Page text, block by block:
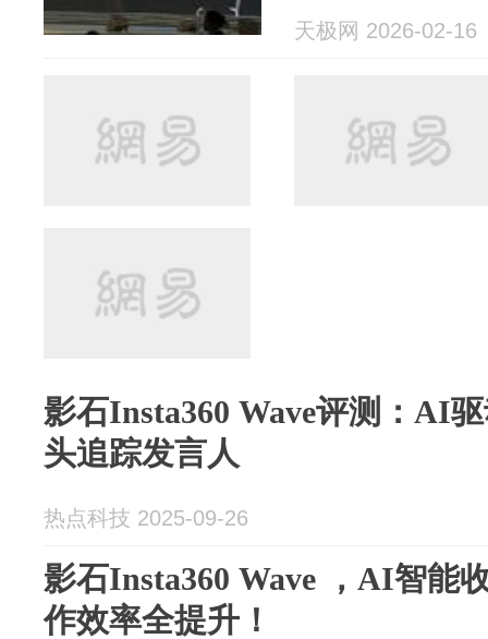
天极网 2026-02-16
影石Insta360 Wave评测：AI
头追踪发言人
热点科技 2025-09-26
影石Insta360 Wave ，AI智能
作效率全提升！